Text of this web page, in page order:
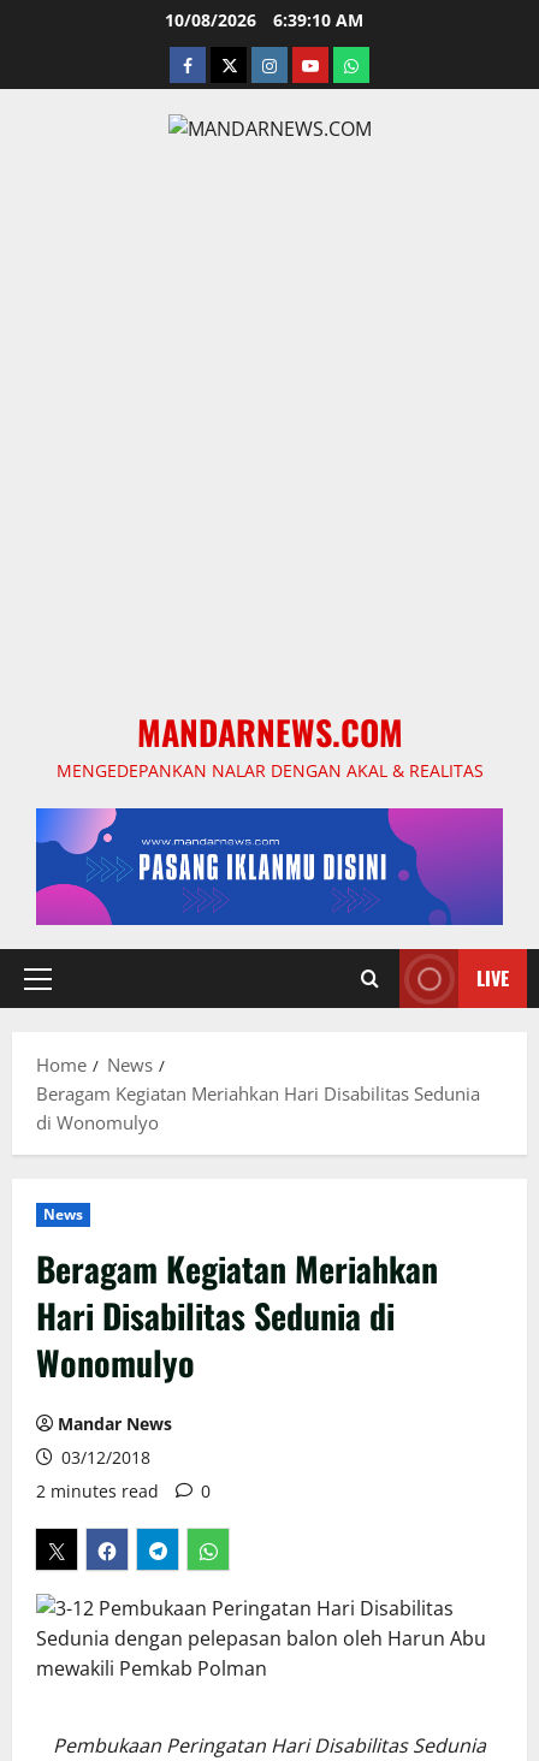
10/08/2026 6:39:11 AM
facebooktwitterinstagram.com
youtubewhatsapp
MANDARNEWS.COM
MENGEDEPANKAN NALAR DENGAN AKAL & REALITAS
Primary
LIVE
Home
News
Beragam Kegiatan Meriahkan Hari Disabilitas Sedunia
di Wonomulyo
News
Beragam Kegiatan Meriahkan
Hari Disabilitas Sedunia di
Wonomulyo
Mandar News
03/12/2018
2 minutes read
0
Pembukaan Peringatan Hari Disabilitas Sedunia